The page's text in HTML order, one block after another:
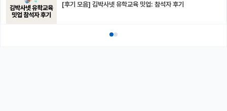
[후기 모음] 김박사넷 유학교육 밋업: 참석자 후기